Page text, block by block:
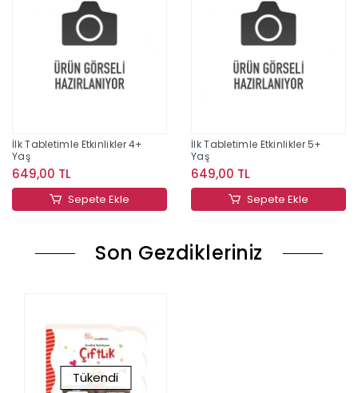
İlk Tabletimle Etkinlikler 4+
Yaş
649,00 TL
Sepete Ekle
İlk Tabletimle Etkinlikler 5+
Yaş
649,00 TL
Sepete Ekle
Son Gezdikleriniz
Tükendi